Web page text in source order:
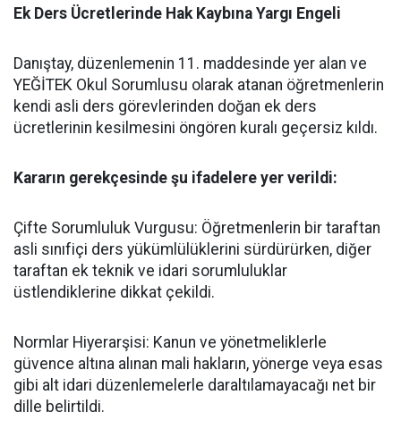
​Ek Ders Ücretlerinde Hak Kaybına Yargı Engeli
​Danıştay, düzenlemenin 11. maddesinde yer alan ve
YEĞİTEK Okul Sorumlusu olarak atanan öğretmenlerin
kendi asli ders görevlerinden doğan ek ders
ücretlerinin kesilmesini öngören kuralı geçersiz kıldı.
​Kararın gerekçesinde şu ifadelere yer verildi:
​Çifte Sorumluluk Vurgusu: Öğretmenlerin bir taraftan
asli sınıfiçi ders yükümlülüklerini sürdürürken, diğer
taraftan ek teknik ve idari sorumluluklar
üstlendiklerine dikkat çekildi.
​Normlar Hiyerarşisi: Kanun ve yönetmeliklerle
güvence altına alınan mali hakların, yönerge veya esas
gibi alt idari düzenlemelerle daraltılamayacağı net bir
dille belirtildi.